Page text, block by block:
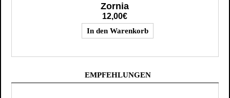
Zornia
12,00€
EMPFEHLUNGEN